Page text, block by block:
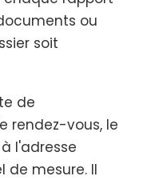
ou
soit
de
rendez-vous, le
l'adresse
de mesure. Il